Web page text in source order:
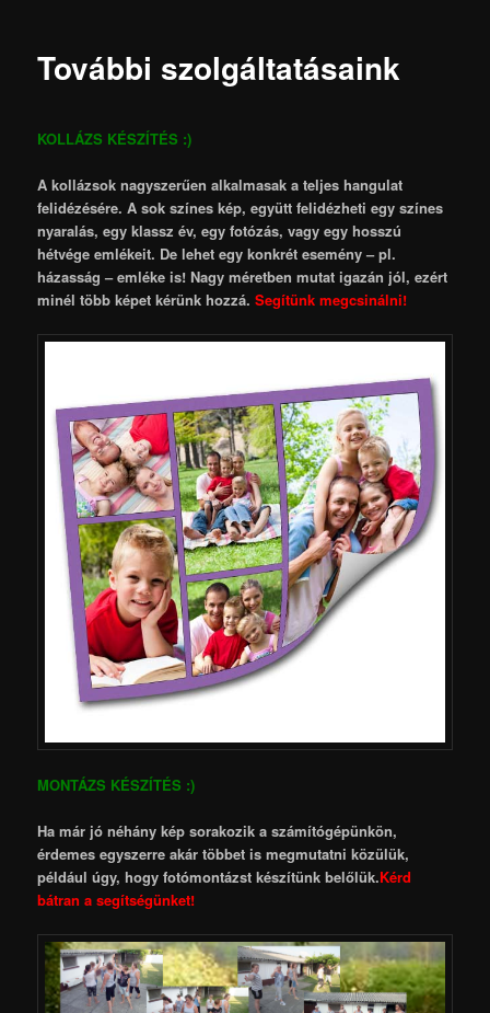
További szolgáltatásaink
KOLLÁZS KÉSZÍTÉS :)
A kollázsok nagyszerűen alkalmasak a teljes hangulat
felidézésére. A sok színes kép, együtt felidézheti egy színes
nyaralás, egy klassz év, egy fotózás, vagy egy hosszú
hétvége emlékeit. De lehet egy konkrét esemény – pl.
házasság – emléke is! Nagy méretben mutat igazán jól, ezért
minél több képet kérünk hozzá.Segítünk megcsinálni!
MONTÁZS KÉSZÍTÉS :)
Ha már jó néhány kép sorakozik a számítógépünkön,
érdemes egyszerre akár többet is megmutatni közülük,
például úgy, hogy fotómontázst készítünk belőlük.Kérd
bátran a segítségünket!